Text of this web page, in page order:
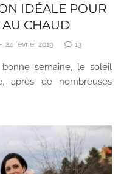
IDÉALE POUR
CHAUD
24 février 2019 13
semaine, le soleil
après de nombreuses